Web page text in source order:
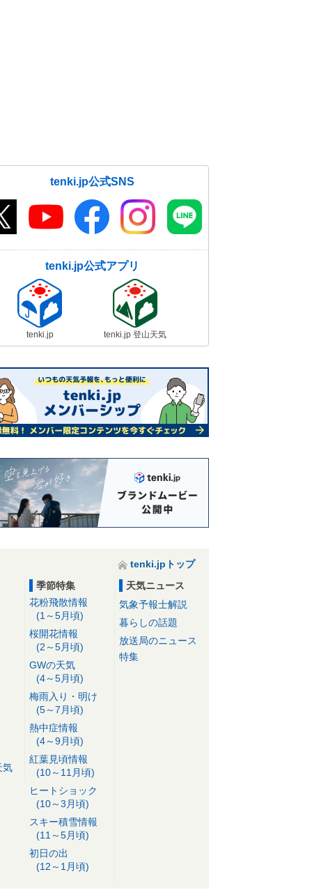
tenki.jp公式SNS
tenki.jp公式アプリ
tenki.jp tenki.jp 登山天気
tenki.jpトップ
気
季節特集
花粉飛散情報
(1～5月頃)
桜開花情報
(2～5月頃)
GWの天気
(4～5月頃)
梅雨入り・明け
(5～7月頃)
熱中症情報
(4～9月頃)
紅葉見頃情報
(10～11月頃)
ヒートショック
(10～3月頃)
スキー積雪情報
(11～5月頃)
初日の出
(12～1月頃)
天気ニュース
気象予報士解説
暮らしの話題
放送局のニュース
特集